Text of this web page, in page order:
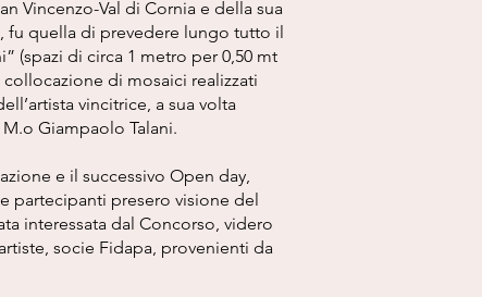
Vincenzo-Val di Cornia e della sua
fu quella di prevedere lungo tutto il
(spazi di circa 1 metro per 0,50 mt
di mosaici realizzati
vincitrice, a sua volta
Giampaolo Talani.
e il successivo Open day,
partecipanti presero visione del
interessata dal Concorso, videro
socie Fidapa, provenienti da